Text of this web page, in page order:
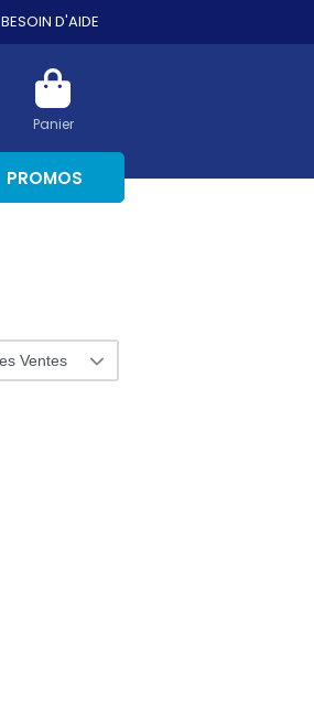
BESOIN D'AIDE
Panier
PROMOS